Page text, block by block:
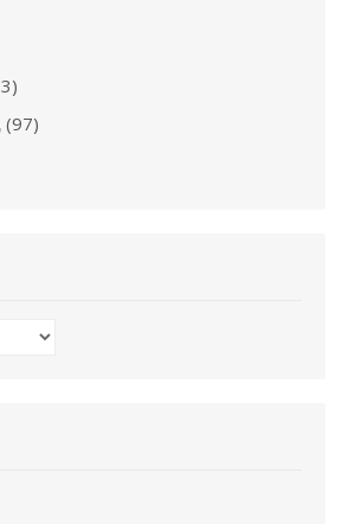
(97)